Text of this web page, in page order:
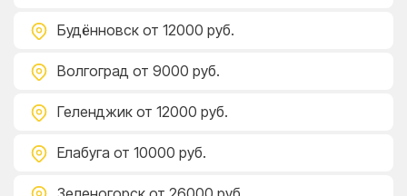
Будённовск от 12000 руб.
Волгоград от 9000 руб.
Геленджик от 12000 руб.
Елабуга от 10000 руб.